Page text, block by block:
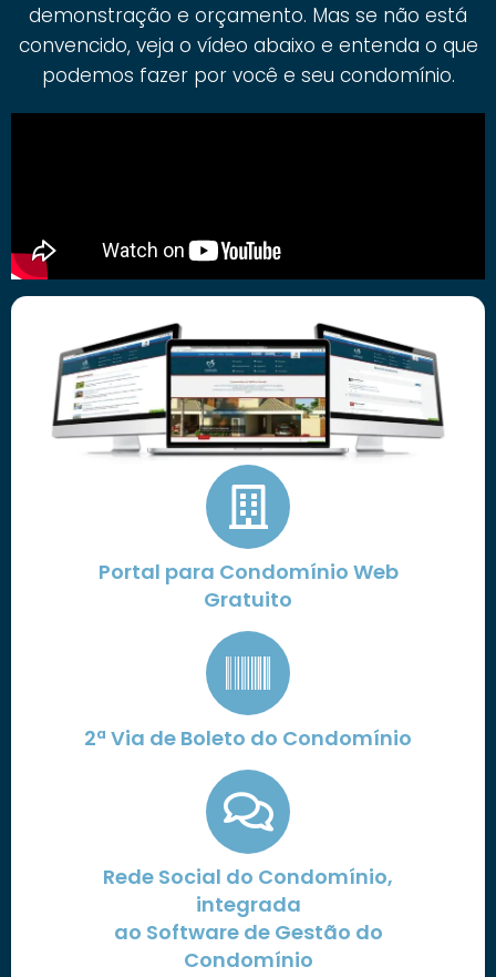
demonstração e orçamento. Mas se não está
convencido, veja o vídeo abaixo e entenda o que
podemos fazer por você e seu condomínio.
Portal para Condomínio Web
Gratuito
2ª Via de Boleto do Condomínio
Rede Social do Condomínio,
integrada
ao Software de Gestão do
Condomínio